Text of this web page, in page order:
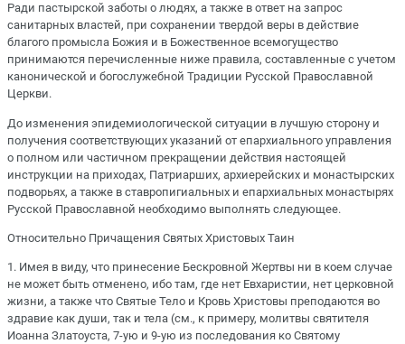
Ради пастырской заботы о людях, а также в ответ на запрос
санитарных властей, при сохранении твердой веры в действие
благого промысла Божия и в Божественное всемогущество
принимаются перечисленные ниже правила, составленные с учетом
канонической и богослужебной Традиции Русской Православной
Церкви.
До изменения эпидемиологической ситуации в лучшую сторону и
получения соответствующих указаний от епархиального управления
о полном или частичном прекращении действия настоящей
инструкции на приходах, Патриарших, архиерейских и монастырских
подворьях, а также в ставропигиальных и епархиальных монастырях
Русской Православной необходимо выполнять следующее.
Относительно Причащения Святых Христовых Таин
1. Имея в виду, что принесение Бескровной Жертвы ни в коем случае
не может быть отменено, ибо там, где нет Евхаристии, нет церковной
жизни, а также что Святые Тело и Кровь Христовы преподаются во
здравие как души, так и тела (см., к примеру, молитвы святителя
Иоанна Златоуста, 7-ую и 9-ую из последования ко Святому